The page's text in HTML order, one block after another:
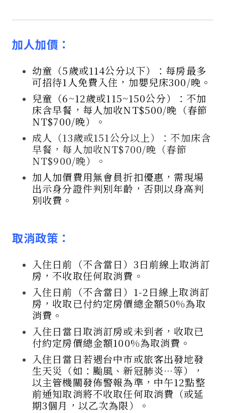
加人加價：
幼童（5歲或114公分以下）：每房最多
可招待1人免費入住，加嬰兒床300/晚。
兒童（6~12歲或115~150公分）：不加
床含早餐， 每人加收NT$500/晚（春節
NT$700/晚）
。
成人（13歲或151公分以上）：不加床含
早餐，每人加收NT$700/晚（春節
NT$900/晚）。
加人加價費用無會員折扣優惠，需現場
出示身分證件判別年齡，否則以身高判
別收費。
取消政策 ：
入住日前（不含當日）3日前線上取消訂
房，不收取任何取消費。
入住日前（不含當日）1-2日線上取消訂
房，收取已付約定房價總金額50%為取
消費。
入住日當日取消訂房或未到者，收取已
付約定房價總金額100%為取消費。
入住日當日若遇台中市或旅客出發地發
生天災（如：颱風、新冠肺炎…等），
以主管機關發佈警報為準，中午12點整
前通知取消將不收取任何取消費（或延
期3個月，以乙次為限）。